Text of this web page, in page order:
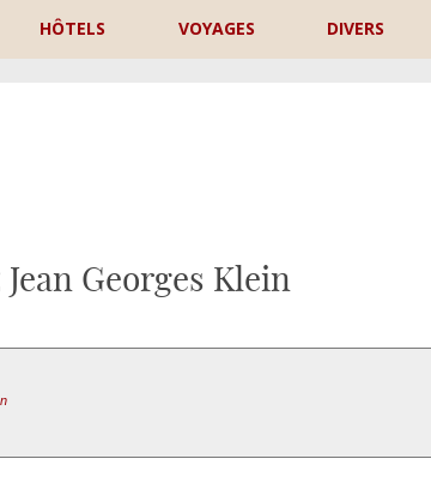
HÔTELS VOYAGES DIVERS
Georges Klein